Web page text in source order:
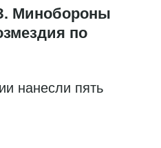
Минобороны
по
нанесли пять